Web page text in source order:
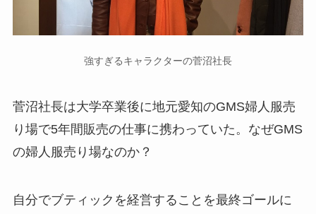
強すぎるキャラクターの菅沼社長
菅沼社長は大学卒業後に地元愛知のGMS婦人服売
り場で5年間販売の仕事に携わっていた。なぜGMS
の婦人服売り場なのか？
自分でブティックを経営することを最終ゴールに